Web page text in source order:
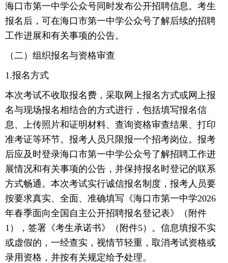
海口市第一中学公众号同时发布公开招聘信息。考生
报名后，可在海口市第一中学公众号了解后续的招聘
工作进展和有关事项的公告。
（二）组织报名与资格审查
1.报名方式
本次考试不收取报名费，采取网上报名方式或网上报
名与现场报名相结合的方式进行，包括填写报名信
息、上传照片和证明材料、查询资格审查结果、打印
准考证等环节。报考人员只限报一个招考岗位。报考
后应及时登录海口市第一中学公众号了解招聘工作进
展情况和有关事项的公告，并保持报名时登记的联系
方式畅通。本次考试实行诚信报名制度，报考人员要
按要求真实、全面、准确填写《海口市第一中学2026
年春季面向全国自主公开招聘报名登记表》（附件
1），签署《考生承诺书》（附件5）。信息填报不实
或虚假的，一经查实，视情节轻重，取消考试资格或
录用资格，并按有关规定给予处理。